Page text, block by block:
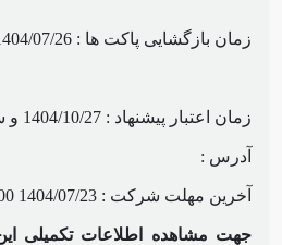
زمان بازگشایی پاکت ها : 1404/07/26 و ساعت : 08:00
زمان اعتبار پیشنهاد : 1404/10/27 و ساعت : 19:00
آدرس :
آخرین مهلت شرکت : 1404/07/23 15:00:00
جهت مشاهده اطلاعات تکمیلی